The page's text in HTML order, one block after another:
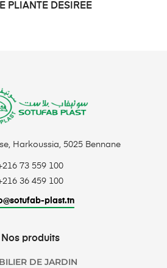
PLIANTE DESIREE
Harkoussia, 5025 Bennane
73 559 100
36 459 100
plast.tn
Nos produits
DE JARDIN